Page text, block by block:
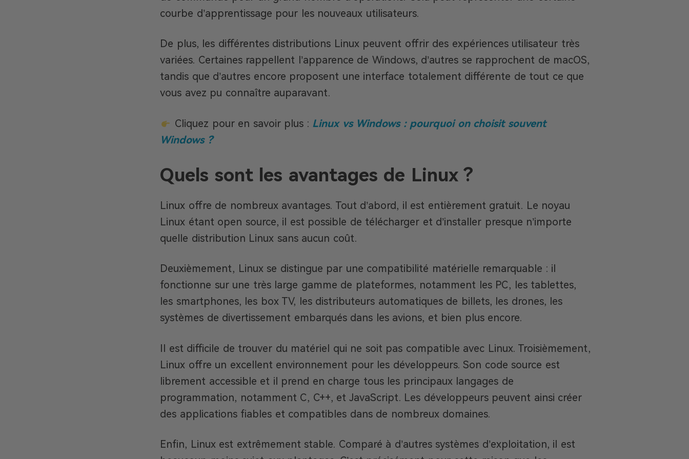
courbe d’apprentissage pour les nouveaux utilisateurs.
De plus, les différentes distributions Linux peuvent offrir des expériences utilisateur très
variées. Certaines rappellent l’apparence de Windows, d’autres se rapprochent de macOS,
tandis que d’autres encore proposent une interface totalement différente de tout ce que
vous avez pu connaître auparavant.
Cliquez pour en savoir plus : Linux vs Windows : pourquoi on choisit souvent
Windows ?
Quels sont les avantages de Linux ?
Linux offre de nombreux avantages. Tout d’abord, il est entièrement gratuit. Le noyau
Linux étant open source, il est possible de télécharger et d’installer presque n’importe
quelle distribution Linux sans aucun coût.
Deuxièmement, Linux se distingue par une compatibilité matérielle remarquable : il
fonctionne sur une très large gamme de plateformes, notamment les PC, les tablettes,
les smartphones, les box TV, les distributeurs automatiques de billets, les drones, les
systèmes de divertissement embarqués dans les avions, et bien plus encore.
Il est difficile de trouver du matériel qui ne soit pas compatible avec Linux. Troisièmement,
Linux offre un excellent environnement pour les développeurs. Son code source est
librement accessible et il prend en charge tous les principaux langages de
programmation, notamment C, C++, et JavaScript. Les développeurs peuvent ainsi créer
des applications fiables et compatibles dans de nombreux domaines.
Enfin, Linux est extrêmement stable. Comparé à d’autres systèmes d’exploitation, il est